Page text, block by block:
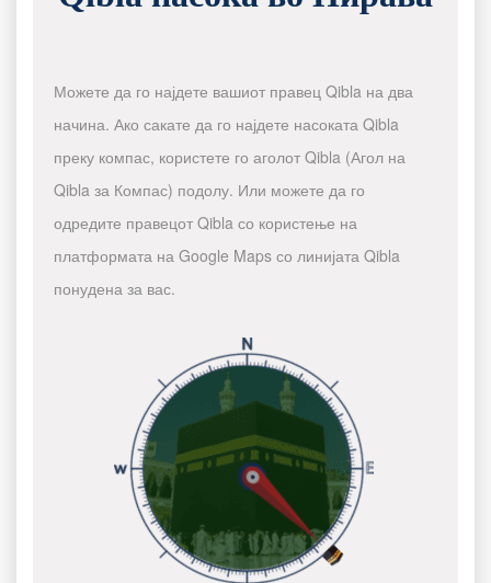
Можете да го најдете вашиот правец Qibla на два
начина. Ако сакате да го најдете насоката Qibla
преку компас, користете го аголот Qibla (Агол на
Qibla за Компас) подолу. Или можете да го
одредите правецот Qibla со користење на
платформата на Google Maps со линијата Qibla
понудена за вас.